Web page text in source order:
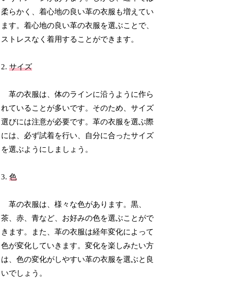
柔らかく、着心地の良い革の衣服も増えてい
ます。着心地の良い革の衣服を選ぶことで、
ストレスなく着用することができます。
2.サイズ
革の衣服は、体のラインに沿うように作ら
れていることが多いです。そのため、サイズ
選びには注意が必要です。革の衣服を選ぶ際
には、必ず試着を行い、自分に合ったサイズ
を選ぶようにしましょう。
3.色
革の衣服は、様々な色があります。黒、
茶、赤、青など、お好みの色を選ぶことがで
きます。また、革の衣服は経年変化によって
色が変化していきます。変化を楽しみたい方
は、色の変化がしやすい革の衣服を選ぶと良
いでしょう。